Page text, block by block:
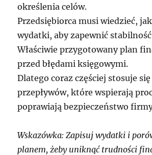
określenia celów.
Przedsiębiorca musi wiedzieć,
wydatki, aby zapewnić
Właściwie przygotowany plan
przed błędami księgowymi.
Dlatego coraz częściej stosuje
przepływów, które wspierają
poprawiają bezpieczeństwo
Wskazówka: Zapisuj wydatki i
planem, żeby uniknąć trudności